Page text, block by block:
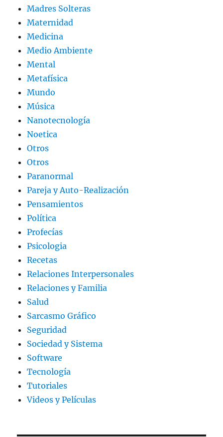
Madres Solteras
Maternidad
Medicina
Medio Ambiente
Mental
Metafísica
Mundo
Música
Nanotecnología
Noetica
Otros
Otros
Paranormal
Pareja y Auto-Realización
Pensamientos
Política
Profecías
Psicologia
Recetas
Relaciones Interpersonales
Relaciones y Familia
Salud
Sarcasmo Gráfico
Seguridad
Sociedad y Sistema
Software
Tecnología
Tutoriales
Videos y Películas